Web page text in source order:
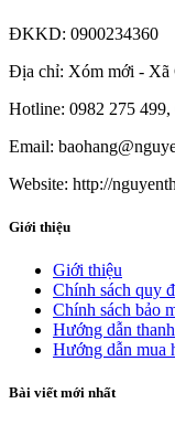
ĐKKD: 0900234360
Địa chỉ: Xóm mới - Xã
Hotline: 0982 275 499,
Email:
Website: http://
Giới thiệu
Giới thiệu
Chính sách quy
Chính sách bảo
Hướng dẫn
Hướng dẫn mua
Bài viết mới nhất